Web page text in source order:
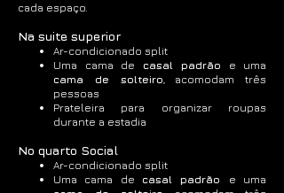
cada espaço.
Na suite superior
Ar-condicionado split
Uma cama de casal padrão e uma
cama de solteiro, acomodam três
pessoas
Prateleira para organizar roupas
durante a estadia
No quarto Social
Ar-condicionado split
Uma cama de casal padrão e uma